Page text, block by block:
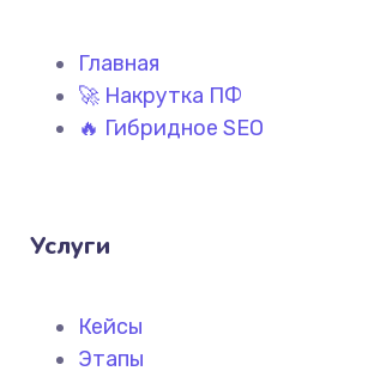
Главная
🚀 Накрутка ПФ
🔥 Гибридное SEO
Услуги
Кейсы
Этапы